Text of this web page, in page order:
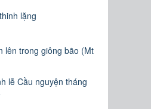
lặng
lên trong giông bão (Mt
lễ Cầu nguyện tháng